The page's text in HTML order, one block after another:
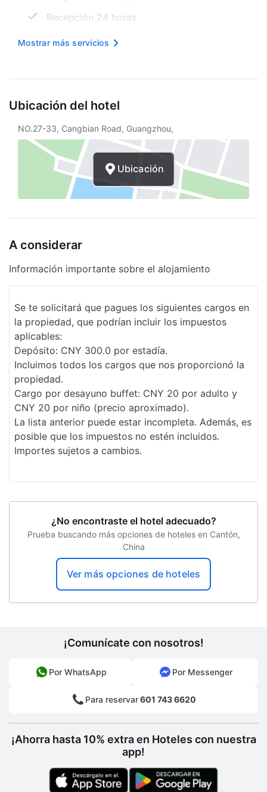
Recepción 24 horas
Mesa de registro accesible para sillas de
Internet inalámbrico en cortesía
Área designada para fumar
Asistencia turística
Estacionamiento sin asistencia gratuito
Elevador
Desayuno disponible
Mostrar más servicios
Ubicación del hotel
NO.27-33, Cangbian Road, Guangzhou,
Ubicación
A considerar
Información importante sobre el alojamiento
Se te solicitará que pagues los siguientes cargos en
la propiedad, que podrían incluir los impuestos
aplicables:
Depósito: CNY 300.0 por estadía.
Incluimos todos los cargos que nos proporcionó la
propiedad.
Cargo por desayuno buffet: CNY 20 por adulto y
CNY 20 por niño (precio aproximado).
La lista anterior puede estar incompleta. Además, es
posible que los impuestos no estén incluidos.
Importes sujetos a cambios.
¿No encontraste el hotel adecuado?
Prueba buscando más opciones de hoteles en Cantón,
China
Ver más opciones de hoteles
¡Comunícate con nosotros!
Por WhatsApp Por Messenger
Para reservar601 743 6620
¡Ahorra hasta 10% extra en Hoteles con nuestra
app!